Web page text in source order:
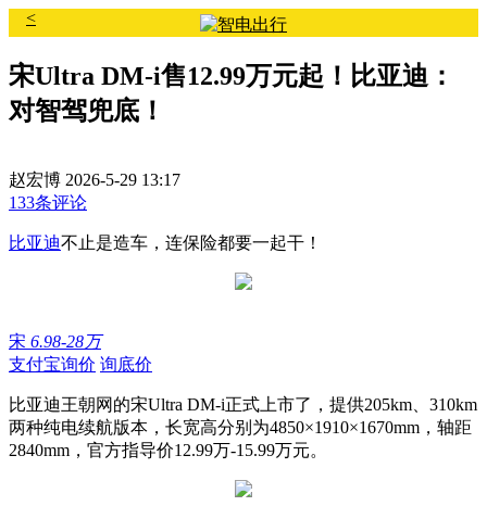
<
宋Ultra DM-i售12.99万元起！比亚迪：
对智驾兜底！
赵宏博 2026-5-29 13:17
133条评论
比亚迪不止是造车，连保险都要一起干！
宋 6.98-28万
支付宝询价 询底价
比亚迪王朝网的宋Ultra DM-i正式上市了 ，提供205km、310km
两种纯电续航版本，长宽高分别为4850×1910×1670mm，轴距
2840mm，官方指导价12.99万-15.99万元。